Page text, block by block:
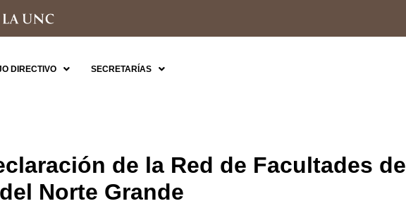
DIRECTIVO SECRETARÍAS
de la Red de Facultades de
Norte Grande